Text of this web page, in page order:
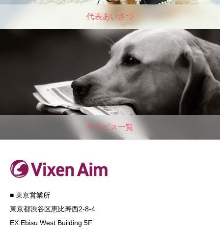
代表あいさつ
サービス一覧
■ 東京営業所
東京都渋谷区恵比寿西2-8-4
EX Ebisu West Building 5F